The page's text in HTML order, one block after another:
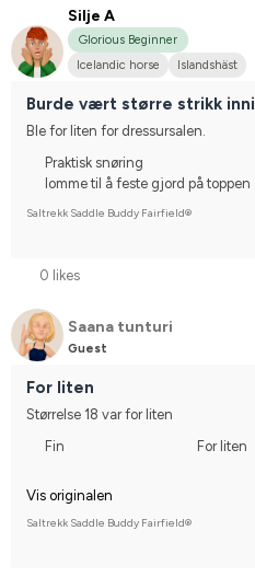
Silje A
Glorious Beginner
Icelandic horse
Islandshäst
Burde vært større strikk inni
Ble for liten for dressursalen.
Praktisk snøring
lomme til å feste gjord på toppen
Saltrekk Saddle Buddy Fairfield®
0 likes
Saana tunturi
Guest
For liten
Størrelse 18 var for liten
Fin
For liten
Vis originalen
Saltrekk Saddle Buddy Fairfield®